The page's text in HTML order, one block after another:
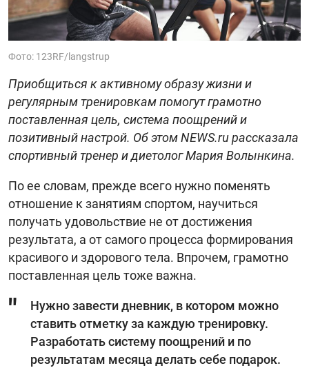
Фото: 123RF/langstrup
Приобщиться к активному образу жизни и
регулярным тренировкам помогут грамотно
поставленная цель, система поощрений и
позитивный настрой. Об этом NEWS.ru рассказала
спортивный тренер и диетолог Мария Волынкина.
По ее словам, прежде всего нужно поменять
отношение к занятиям спортом, научиться
получать удовольствие не от достижения
результата, а от самого процесса формирования
красивого и здорового тела. Впрочем, грамотно
поставленная цель тоже важна.
Нужно завести дневник, в котором можно
ставить отметку за каждую тренировку.
Разработать систему поощрений и по
результатам месяца делать себе подарок.